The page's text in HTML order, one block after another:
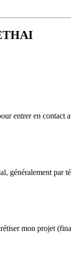
entrer en contact
généralement par
mon projet